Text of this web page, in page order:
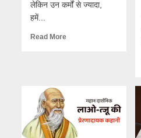
लेकिन उन कर्मों से ज्यादा,
हमें...
Read More